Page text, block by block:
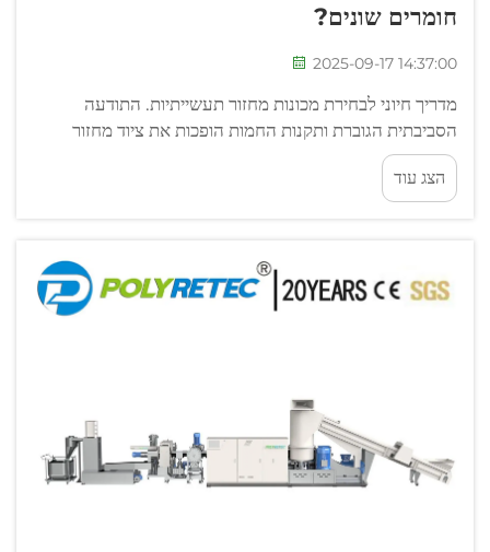
חומרים שונים?
2025-09-17 14:37:00
מדריך חיוני לבחירת מכונות מחזור תעשייתיות. התודעה
הסביבתית הגוברת ותקנות החמות הופכות את ציוד מחזור
הפלסטיק לחלק בלתי נפרד מניהול פסולת מודרני. בחירה
במכונה הנכונה דורשת זהירות...
הצג עוד